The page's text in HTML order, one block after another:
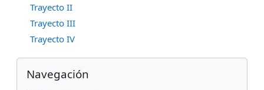
Trayecto II
Trayecto III
Trayecto IV
Bloques
Salta Navegación
Navegación